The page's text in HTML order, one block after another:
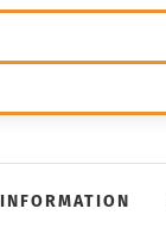
INFORMATION